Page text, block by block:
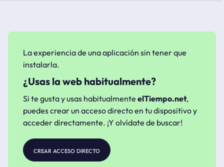
La experiencia de una aplicación sin tener que
instalarla.
¿Usas la web habitualmente?
Si te gusta y usas habitualmente elTiempo.net,
puedes crear un acceso directo en tu dispositivo y
acceder directamente. ¡Y olvídate de buscar!
crear acceso directo